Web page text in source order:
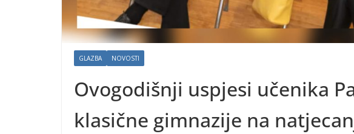
GLAZBA NOVOSTI
Ovogodišnji uspjesi učenika
klasične gimnazije na